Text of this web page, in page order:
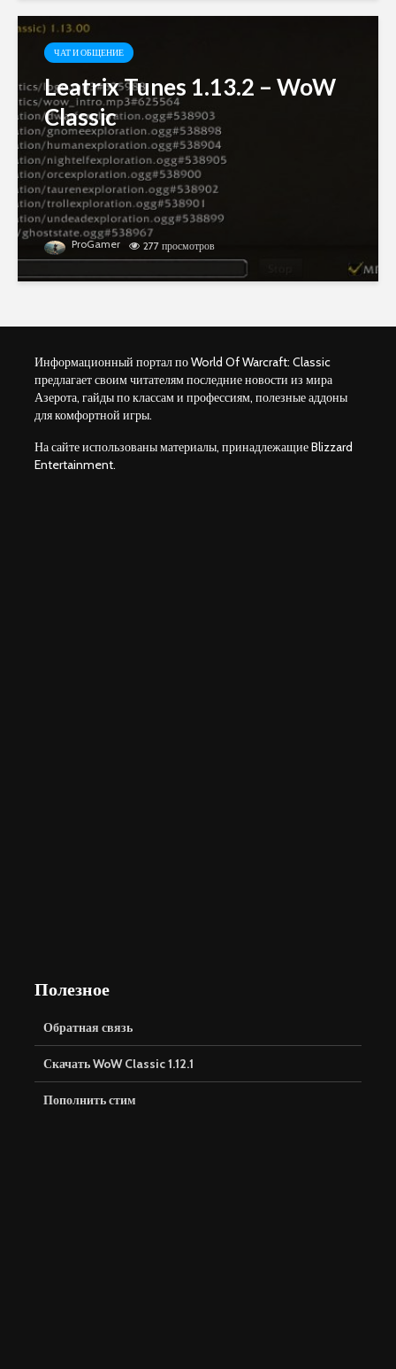
ЧАТ И ОБЩЕНИЕ
Leatrix Tunes 1.13.2 – WoW
Classic
ProGamer 277 просмотров
Информационный портал по World Of Warcraft: Classic
предлагает своим читателям последние новости из мира
Азерота, гайды по классам и профессиям, полезные аддоны
для комфортной игры.
На сайте использованы материалы, принадлежащие Blizzard
Entertainment.
Полезное
Обратная связь
Скачать WoW Classic 1.12.1
Пополнить стим